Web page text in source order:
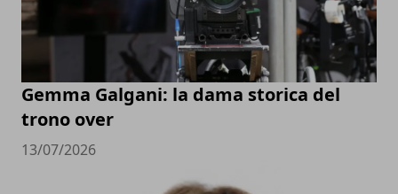
Gemma Galgani: la dama storica del
trono over
13/07/2026